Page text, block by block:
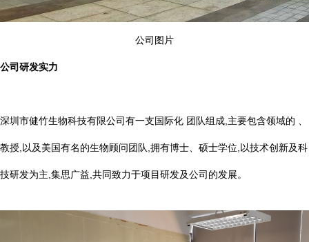
公司图片
公司研发实力
深圳市健竹生物科技有限公司有一支国际化 团队组成,主要包含领域的 、
教授,以及美国有名的生物顾问团队,拥有博士、硕士学位,以技术创新及科
技研发为主,集思广益,共同致力于项目研发及公司的发展。